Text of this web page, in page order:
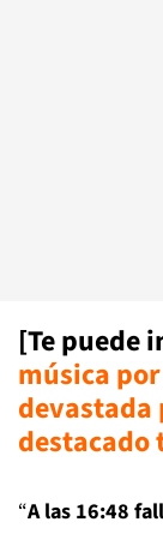
[Te puede
música
“A las 16:48